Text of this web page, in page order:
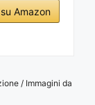
Amazon
/ Immagini da